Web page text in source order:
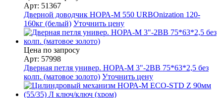
Арт: 51367
Дверной доводчик НОРА-M 550 URBOnization 120-
160кг (белый) Уточнить цену
Цена по запросу
Арт: 57998
Дверная петля универ. НОРА-М 3"-2ВВ 75*63*2,5 без
колп. (матовое золото) Уточнить цену